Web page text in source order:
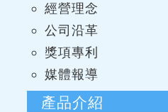
經營理念
公司沿革
獎項專利
媒體報導
產品介紹